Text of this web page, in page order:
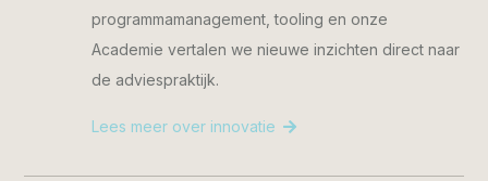
programmamanagement, tooling en onze
Academie vertalen we nieuwe inzichten direct naar
de adviespraktijk.
Lees meer over innovatie